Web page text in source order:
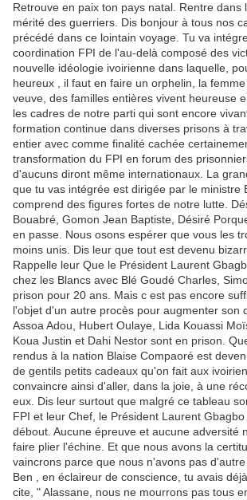
Retrouve en paix ton pays natal. Rentre dans
mérité des guerriers. Dis bonjour à tous nos
précédé dans ce lointain voyage. Tu va
coordination FPI de l'au-delà composé des
nouvelle idéologie ivoirienne dans laquelle,
heureux , il faut en faire un orphelin, la
veuve, des familles entières vivent heureuse
les cadres de notre parti qui sont encore
formation continue dans diverses prisons à
entier avec comme finalité cachée
transformation du FPI en forum des
d'aucuns diront même internationaux. La
que tu vas intégrée est dirigée par le ministre
comprend des figures fortes de notre lutte.
Bouabré, Gomon Jean Baptiste, Désiré
en passe. Nous osons espérer que vous les
moins unis. Dis leur que tout est devenu
Rappelle leur Que le Président Laurent
chez les Blancs avec Blé Goudé Charles,
prison pour 20 ans. Mais c est pas encore
l'objet d'un autre procès pour augmenter son
Assoa Adou, Hubert Oulaye, Lida Kouassi
Koua Justin et Dahi Nestor sont en prison.
rendus à la nation Blaise Compaoré est
de gentils petits cadeaux qu'on fait aux
convaincre ainsi d'aller, dans la joie, à une
eux. Dis leur surtout que malgré ce tableau
FPI et leur Chef, le Président Laurent
débout. Aucune épreuve et aucune adversité
faire plier l'échine. Et que nous avons la
vaincrons parce que nous n'avons pas
Ben , en éclaireur de conscience, tu avais
cite, " Alassane, nous ne mourrons pas tous